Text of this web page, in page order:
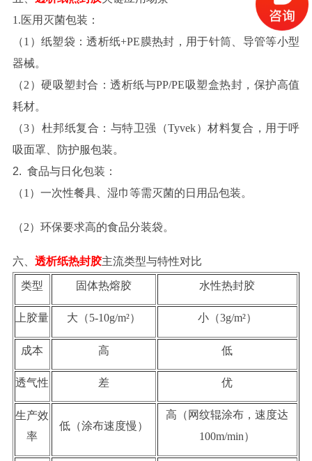
1.医用灭菌包装 ：
（1 ） 纸塑袋 ：透析纸+PE膜热封，用于针筒、导管等小型
器械。
（2 ）硬吸塑封合 ：透析纸与PP/PE吸塑盒热封，保护高值
耗材。
（3） 杜邦纸复合 ：与特卫强（Tyvek）材料复合，用于呼
吸面罩、防护服包装。
2. 食品与日化包装 ：
（1 ） 一次性餐具、湿巾等需灭菌的日用品包装。
（2） 环保要求高的食品分装袋。
六、 透析纸热封胶主流类型与特性对比
类型
固体热熔胶 水性热封胶
上胶量 大（5-10g/m²） 小（3g/m²）
成本 高 低
透气性 差 优
生产效
率
低（涂布速度慢）
高（网纹辊涂布，速度达
100m/min）